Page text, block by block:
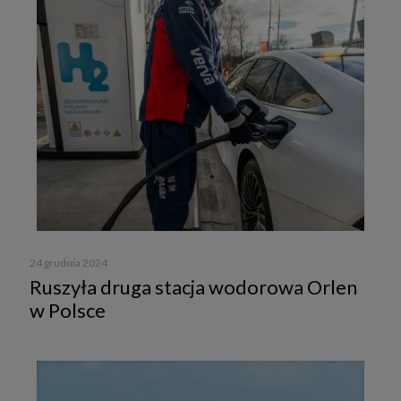
24 grudnia 2024
Ruszyła druga stacja wodorowa Orlen
w Polsce